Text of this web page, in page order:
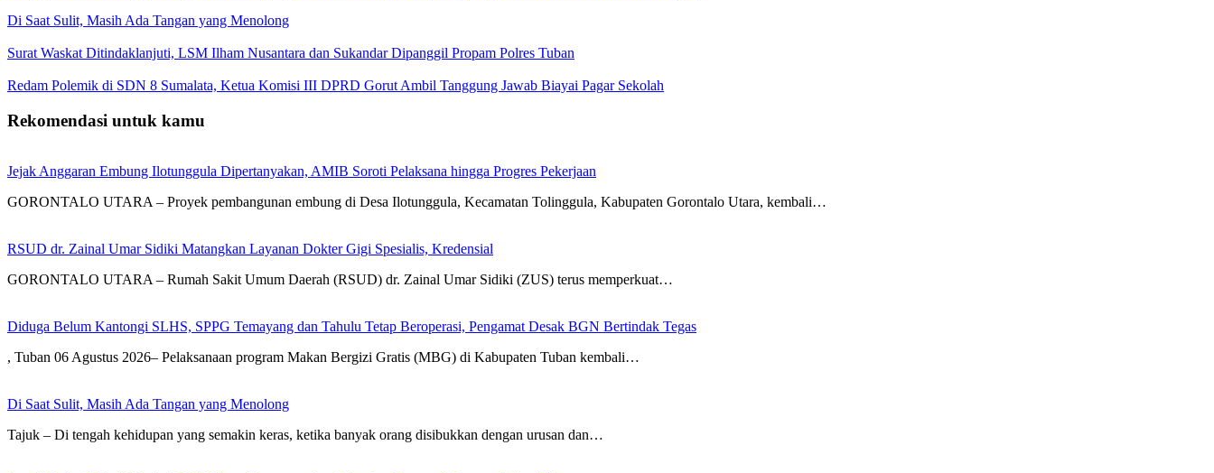
Di Saat Sulit, Masih Ada Tangan yang Menolong
Surat Waskat Ditindaklanjuti, LSM Ilham Nusantara dan Sukandar Dipanggil Propam Polres Tuban
Redam Polemik di SDN 8 Sumalata, Ketua Komisi III DPRD Gorut Ambil Tanggung Jawab Biayai Pagar Sekolah
Rekomendasi untuk kamu
Jejak Anggaran Embung Ilotunggula Dipertanyakan, AMIB Soroti Pelaksana hingga Progres Pekerjaan
GORONTALO UTARA – Proyek pembangunan embung di Desa Ilotunggula, Kecamatan Tolinggula, Kabupaten Gorontalo Utara, kembali…
RSUD dr. Zainal Umar Sidiki Matangkan Layanan Dokter Gigi Spesialis, Kredensial
GORONTALO UTARA – Rumah Sakit Umum Daerah (RSUD) dr. Zainal Umar Sidiki (ZUS) terus memperkuat…
Diduga Belum Kantongi SLHS, SPPG Temayang dan Tahulu Tetap Beroperasi, Pengamat Desak BGN Bertindak Tegas
, Tuban 06 Agustus 2026– Pelaksanaan program Makan Bergizi Gratis (MBG) di Kabupaten Tuban kembali…
Di Saat Sulit, Masih Ada Tangan yang Menolong
Tajuk – Di tengah kehidupan yang semakin keras, ketika banyak orang disibukkan dengan urusan dan…